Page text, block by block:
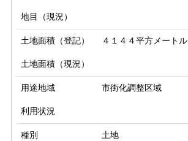
地目（現況）
土地面積（登記） ４１４４平方メートル
土地面積（現況）
用途地域 市街化調整区域
利用状況
種別 土地